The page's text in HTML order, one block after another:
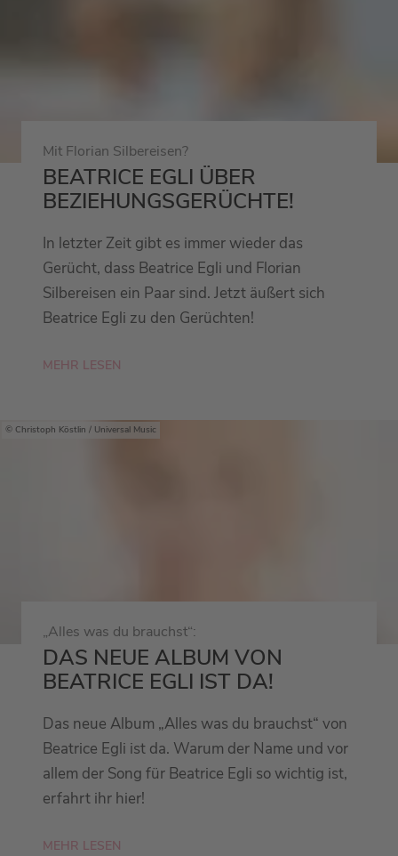
Mit Florian Silbereisen?
BEATRICE EGLI ÜBER
BEZIEHUNGSGERÜCHTE!
In letzter Zeit gibt es immer wieder das
Gerücht, dass Beatrice Egli und Florian
Silbereisen ein Paar sind. Jetzt äußert sich
Beatrice Egli zu den Gerüchten!
MEHR LESEN
Christoph Köstlin / Universal Music
„Alles was du brauchst“:
DAS NEUE ALBUM VON
BEATRICE EGLI IST DA!
Das neue Album „Alles was du brauchst“ von
Beatrice Egli ist da. Warum der Name und vor
allem der Song für Beatrice Egli so wichtig ist,
erfahrt ihr hier!
MEHR LESEN